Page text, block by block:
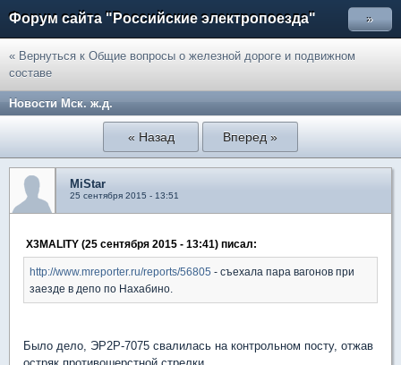
Форум сайта "Российские электропоезда" »
« Вернуться к Общие вопросы о железной дороге и подвижном
составе
Новости Мск. ж.д.
« Назад Вперед »
MiStar
25 сентября 2015 - 13:51
X3MALITY (25 сентября 2015 - 13:41) писал:
http://www.mreporter.ru/reports/56805 - съехала пара вагонов при
заезде в депо по Нахабино.
Было дело, ЭР2Р-7075 свалилась на контрольном посту, отжав